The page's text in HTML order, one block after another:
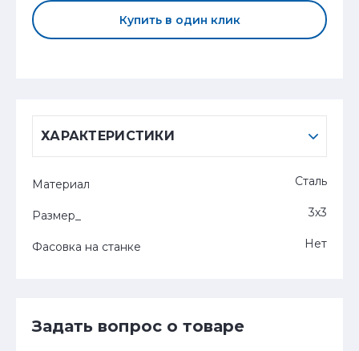
Купить в один клик
ХАРАКТЕРИСТИКИ
Материал Сталь
Размер_ 3х3
Фасовка на станке Нет
Задать вопрос о товаре